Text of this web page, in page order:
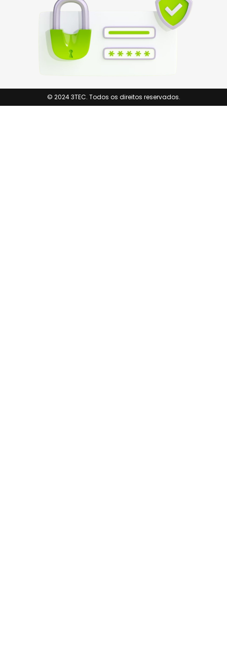
© 2024 3TEC. Todos os direitos reservados.